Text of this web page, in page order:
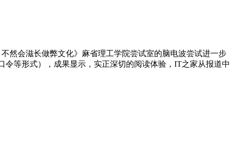
会滋长做弊文化》麻省理工学院尝试室的脑电波尝试进一步
令等形式），成果显示，实正深切的阅读体验，IT之家从报道中